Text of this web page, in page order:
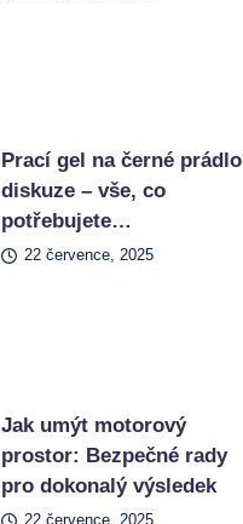
Prací gel na černé prádlo
diskuze – vše, co
potřebujete…
22 července, 2025
Jak umýt motorový
prostor: Bezpečné rady
pro dokonalý výsledek
22 července, 2025